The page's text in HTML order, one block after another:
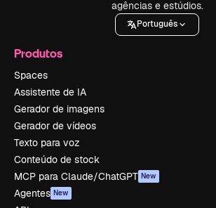
agências e estúdios.
Português
Produtos
Spaces
Assistente de IA
Gerador de imagens
Gerador de vídeos
Texto para voz
Conteúdo de stock
MCP para Claude/ChatGPT New
Agentes New